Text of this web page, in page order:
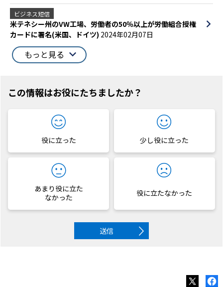
ビジネス短信
米テネシー州のVW工場、労働者の50％以上が労働組合授権
カードに署名(米国、ドイツ) 2024年02月07日
もっと見る
この情報はお役にたちましたか？
役に立った 少し役に立った
あまり役に立た
なかった
役に立たなかった
送信